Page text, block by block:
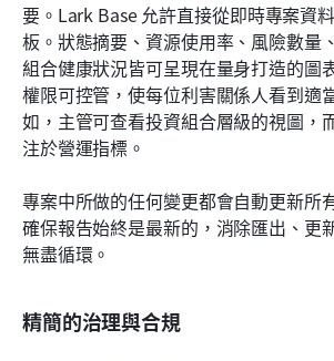
要。Lark Base 允許直接從即時專案資
板。狀態摘要、資源使用率、風險數量
組合健康狀況皆可呈現在量身打造的圖
權限可控管，使每位利害關係人看到適
如，主管可查看投資組合層級的視圖，
注於營運指標。
專案中所做的任何變更都會自動更新所
確保報告始終是最新的，消除匯出、更
無盡循環。
精簡的治理與合規